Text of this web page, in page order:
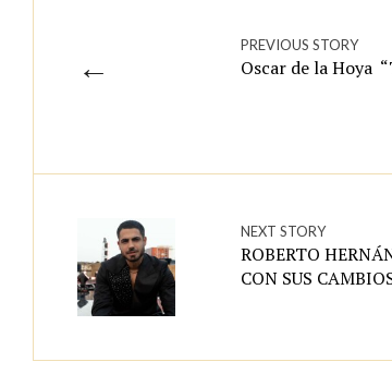
←
PREVIOUS STORY
Oscar de la Hoya
NEXT STORY
ROBERTO
CON SUS